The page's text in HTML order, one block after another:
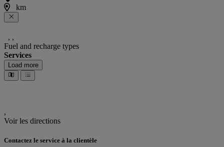
km
, ,
Fuel and recharge types
Services
Load more
,
Voir les directions
Contactez le service à la clientèle